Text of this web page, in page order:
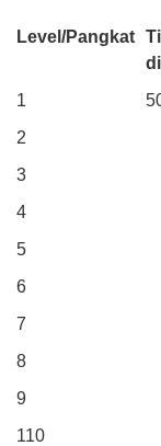
Level/Pangkat
1
2
3
4
5
6
7
8
9
110